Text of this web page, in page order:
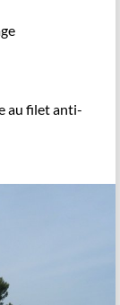
au filet anti-